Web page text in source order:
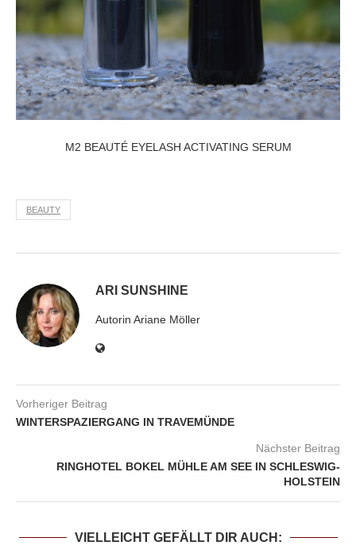
M2 BEAUTÉ EYELASH ACTIVATING SERUM
BEAUTY
ARI SUNSHINE
Autorin Ariane Möller
Vorheriger Beitrag
WINTERSPAZIERGANG IN TRAVEMÜNDE
Nächster Beitrag
RINGHOTEL BOKEL MÜHLE AM SEE IN SCHLESWIG-
HOLSTEIN
VIELLEICHT GEFÄLLT DIR AUCH: